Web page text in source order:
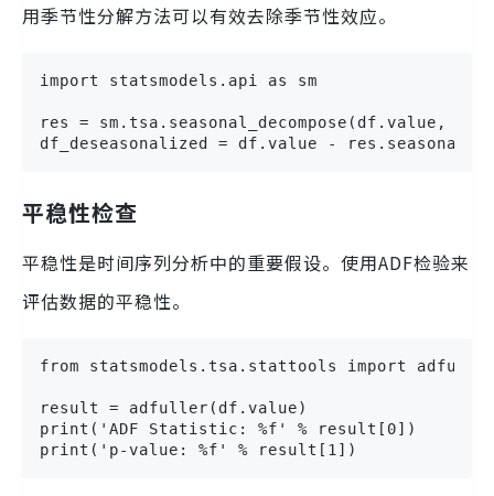
用季节性分解方法可以有效去除季节性效应。
import statsmodels.api as sm
res = sm.tsa.seasonal_decompose(df.value,
df_deseasonalized = df.value - res.seasonal
平稳性检查
平稳性是时间序列分析中的重要假设。使用ADF检验来
评估数据的平稳性。
from statsmodels.tsa.stattools import
result = adfuller(df.value)
print('ADF Statistic: %f' % result[0])
print('p-value: %f' % result[1])